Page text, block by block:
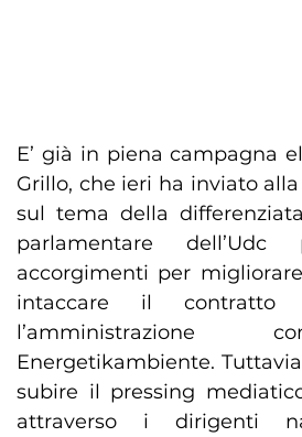
E’ già in piena campagna
Grillo, che ieri ha inviato
sul tema della
parlamentare dell’Udc
accorgimenti per
intaccare il contratto
l’amministrazione
Energetikambiente.
subire il pressing
attraverso i dirigenti